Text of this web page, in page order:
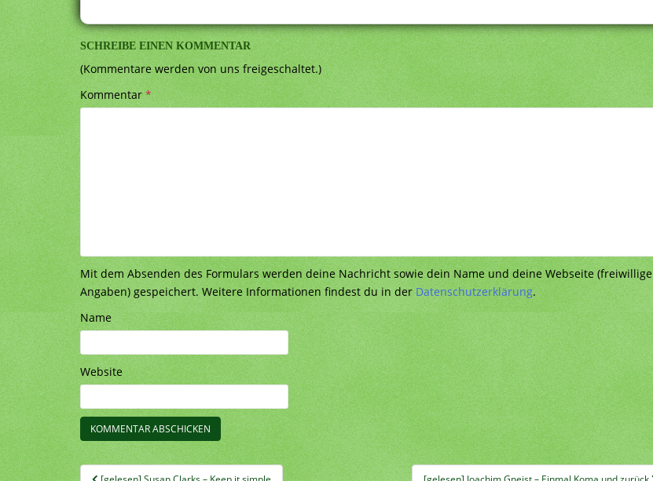
SCHREIBE EINEN KOMMENTAR
(Kommentare werden von uns freigeschaltet.)
Kommentar*
Mit dem Absenden des Formulars werden deine Nachricht sowie dein Name und deine Webseite (freiwillige
Angaben) gespeichert. Weitere Informationen findest du in derDatenschutzerklärung.
Name
Website
Beitragsnavigation